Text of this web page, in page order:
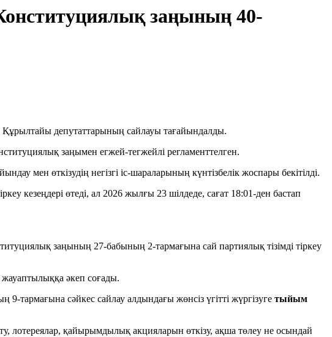
заңының 40-
депутаттарының сайлауы тағайындалды.
заңымен егжей-тегжейлі регламенттелген.
мен өткізудің негізгі іс-шараларының күнтізбелік жоспары бекітілді.
кезеңдері өтеді, ал 2026 жылғы 23 шілдеде, сағат 18:01-ден бастап
заңының 27-бабының 2-тармағына сай партиялық тізімді тіркеу
әкеп соғады.
тармағына сәйкес сайлау алдындағы жөнсiз үгіттi жүргiзуге тыйым
лотереялар, қайырымдылық акцияларын өткiзу, ақша төлеу не осындай